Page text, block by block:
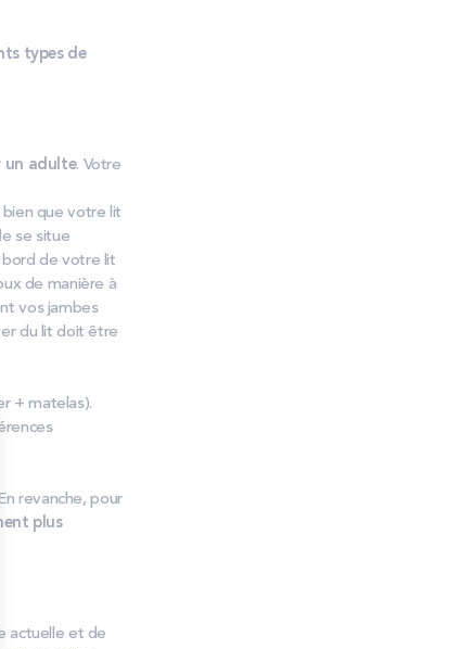
types de
un adulte. Votre
que votre lit
se situe
bord de votre lit
de manière à
vos jambes
du lit doit être
+ matelas).
revanche, pour
plus
actuelle et de